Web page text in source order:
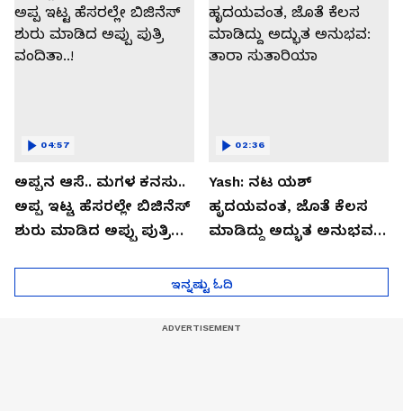
ಅಪ್ಪನ ಆಸೆ.. ಮಗಳ ಕನಸು..
ಅಪ್ಪ ಇಟ್ಟ ಹೆಸರಲ್ಲೇ ಬಿಜಿನೆಸ್​
ಶುರು ಮಾಡಿದ ಅಪ್ಪು ಪುತ್ರಿ
04:57
Yash: ನಟ ಯಶ್​
ಹೃದಯವಂತ, ಜೊತೆ ಕೆಲಸ
ಮಾಡಿದ್ದು ಅದ್ಭುತ ಅನುಭವ:
02:36
ಇನ್ನಷ್ಟು ಓದಿ